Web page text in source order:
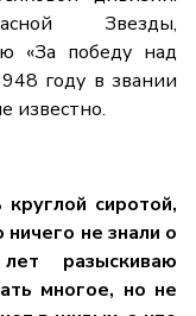
Звезды,
«За победу над
году в звании
известно.
сиротой,
не знали о
разыскиваю
многое, но не